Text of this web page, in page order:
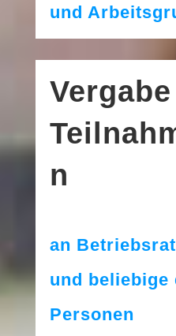
und
n
an
und belie­bi­ge
Personen